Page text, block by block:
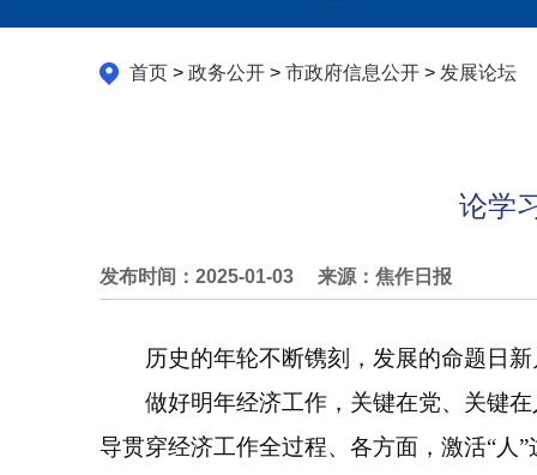
首页> 政务公开> 市政府信息公开> 发展论坛
论学
发布时间：2025-01-03 来源：焦作日报
历史的年轮不断镌刻，发展的命题日新
做好明年经济工作，关键在党、关键在
导贯穿经济工作全过程、各方面，激活“人